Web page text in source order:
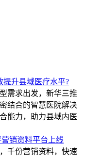
提升县域医疗水平?
需求出发，新华三推
结合的智慧医院解决
能力，助力县域内医
销资料平台上线
千份营销资料，快速